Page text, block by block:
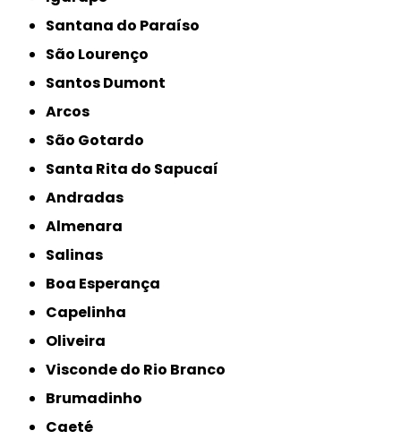
Santana do Paraíso
São Lourenço
Santos Dumont
Arcos
São Gotardo
Santa Rita do Sapucaí
Andradas
Almenara
Salinas
Boa Esperança
Capelinha
Oliveira
Visconde do Rio Branco
Brumadinho
Caeté